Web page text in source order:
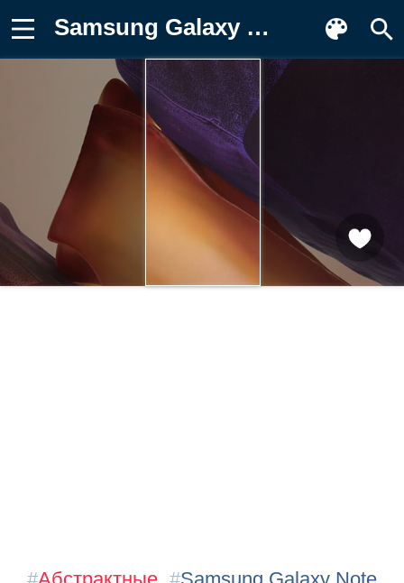
Samsung Galaxy Note 20, SamsungEvent, Фон для телефона